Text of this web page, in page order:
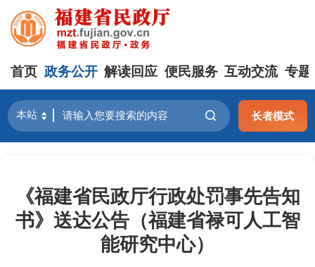
首页 政务公开 解读回应 便民服务 互动交流 专题
长者模式
《福建省民政厅行政处罚事先告知
书》送达公告（福建省禄可人工智
能研究中心）